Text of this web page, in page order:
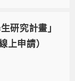
研究計畫」
上申請）